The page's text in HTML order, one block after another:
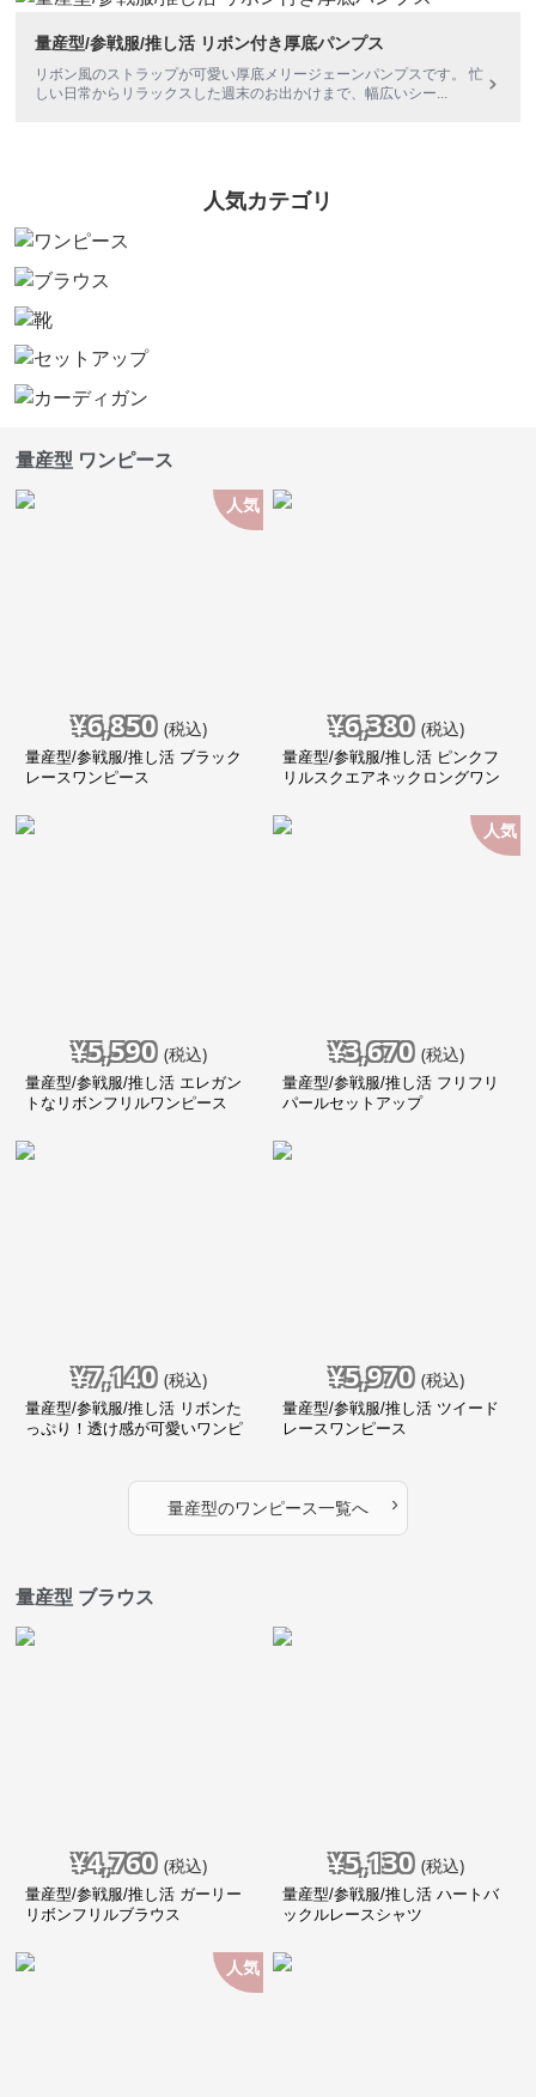
量産型/参戦服/推し活 リボン付き厚底パンプス
リボン風のストラップが可愛い厚底メリージェーンパンプスです。 忙
しい日常からリラックスした週末のお出かけまで、幅広いシー...
人気カテゴリ
量産型 ワンピース
人気
¥6,850 (税込)
量産型/参戦服/推し活 ブラック
レースワンピース
¥6,380 (税込)
量産型/参戦服/推し活 ピンクフ
リルスクエアネックロングワン
¥5,590 (税込)
量産型/参戦服/推し活 エレガン
トなリボンフリルワンピース
人気
¥3,670 (税込)
量産型/参戦服/推し活 フリフリ
パールセットアップ
¥7,140 (税込)
量産型/参戦服/推し活 リボンた
っぷり！透け感が可愛いワンピ
¥5,970 (税込)
量産型/参戦服/推し活 ツイード
レースワンピース
量産型のワンピース一覧へ ›
量産型 ブラウス
¥4,760 (税込)
量産型/参戦服/推し活 ガーリー
リボンフリルブラウス
¥5,130 (税込)
量産型/参戦服/推し活 ハートバ
ックルレースシャツ
人気